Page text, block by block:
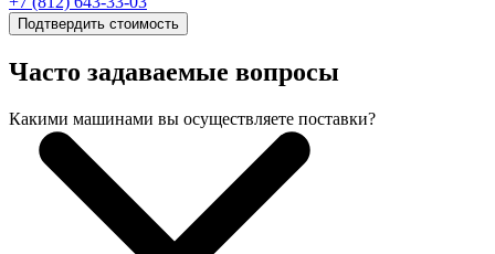
Подтвердить стоимость
Часто задаваемые вопросы
Какими машинами вы осуществляете поставки?